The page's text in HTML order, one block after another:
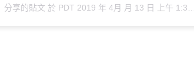
分享的貼文 於 PDT 2019 年 4月 月 13 日 上午 1:38